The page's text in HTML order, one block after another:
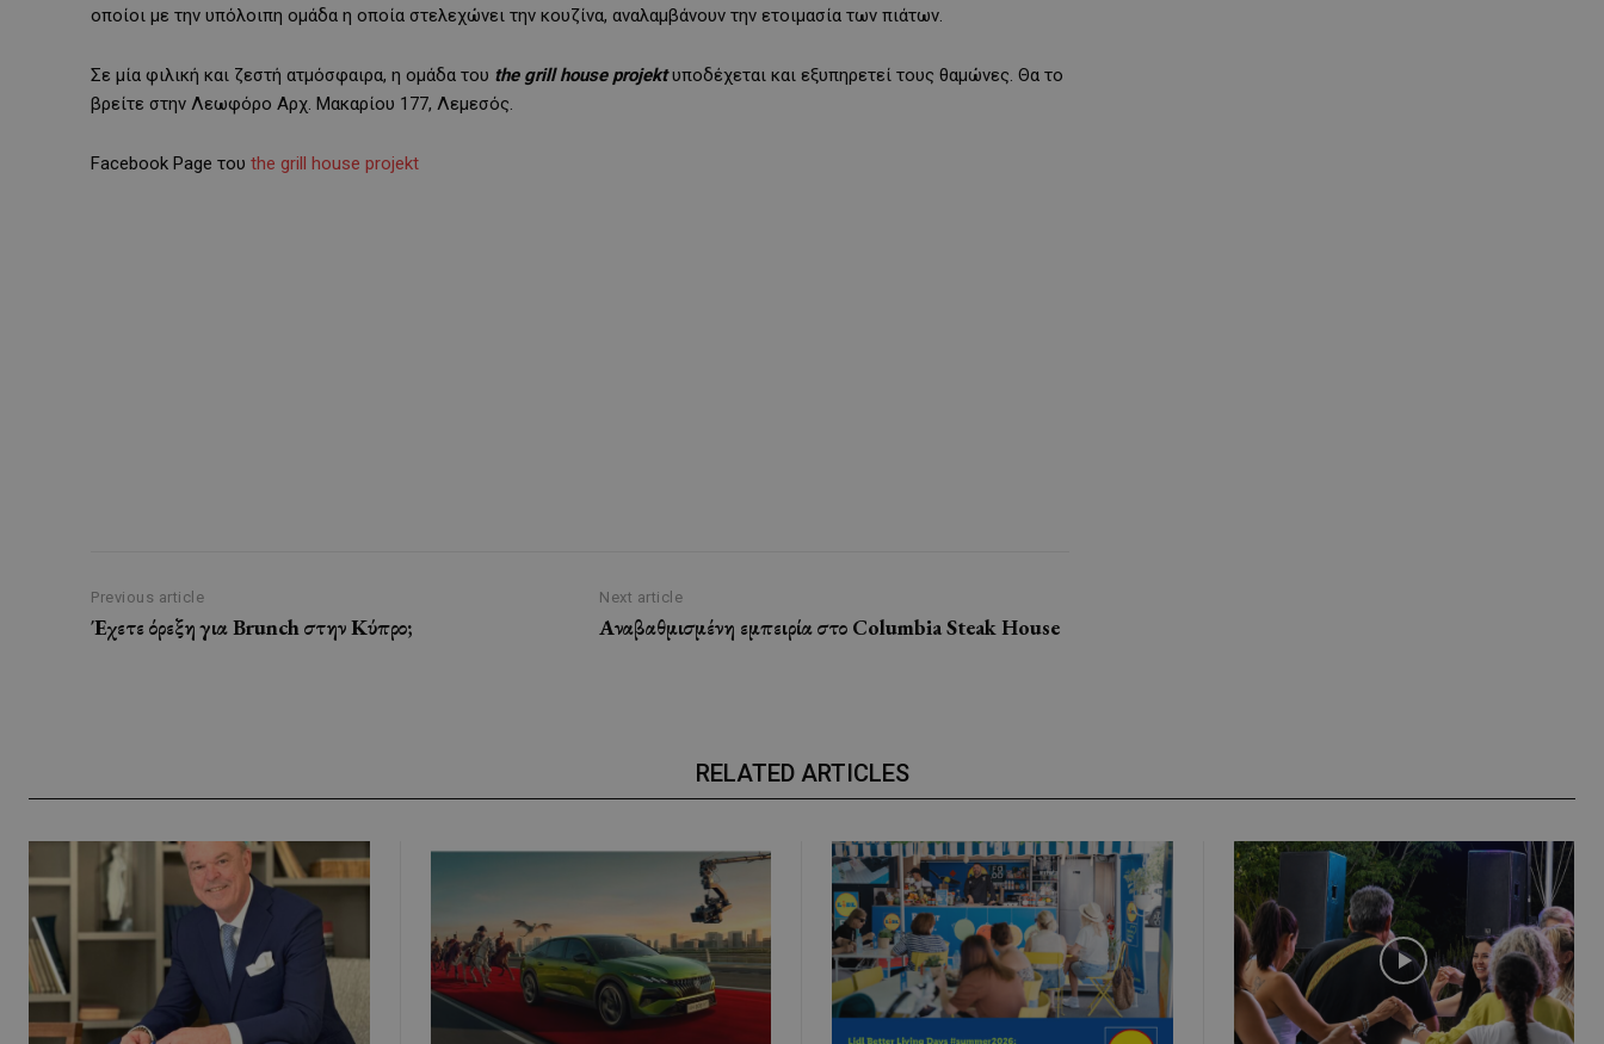
οποίοι με την υπόλοιπη ομάδα η οποία στελεχώνει την κουζίνα, αναλαμβάνουν την ετοιμασία των πιάτων.
Σε μία φιλική και ζεστή ατμόσφαιρα, η ομάδα του thegrillhouseprojektυποδέχεται και εξυπηρετεί τους θαμώνες. Θα το
βρείτε στην Λεωφόρο Αρχ. Μακαρίου 177, Λεμεσός.
Facebook Page του the grill house projekt
Previous article
Έχετε όρεξη για Brunch στην Κύπρο;
Next article
Αναβαθμισμένη εμπειρία στο Columbia Steak House
RELATED ARTICLES